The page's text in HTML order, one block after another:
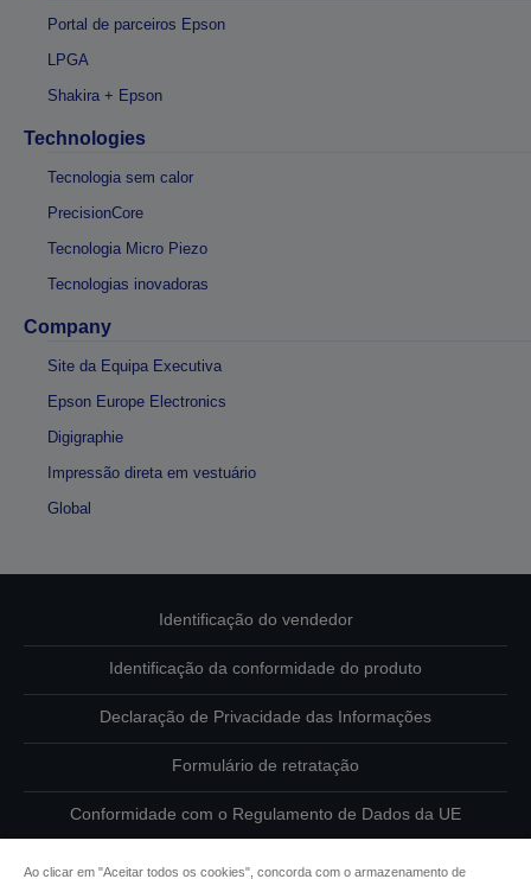
Portal de parceiros Epson
LPGA
Shakira + Epson
Technologies
Tecnologia sem calor
PrecisionCore
Tecnologia Micro Piezo
Tecnologias inovadoras
Company
Site da Equipa Executiva
Epson Europe Electronics
Digigraphie
Impressão direta em vestuário
Global
Identificação do vendedor
Identificação da conformidade do produto
Declaração de Privacidade das Informações
Formulário de retratação
Conformidade com o Regulamento de Dados da UE
Ao clicar em "Aceitar todos os cookies", concorda com o armazenamento de